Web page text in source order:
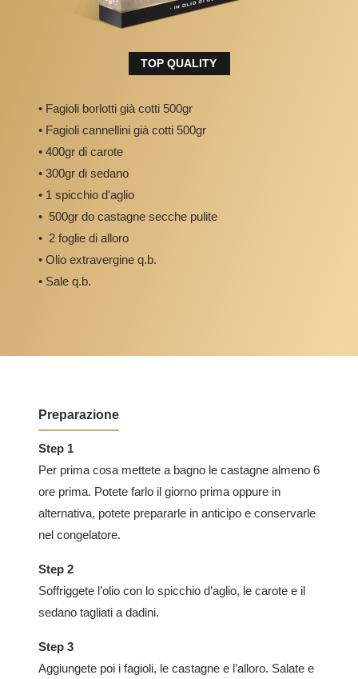
TOP QUALITY
• Fagioli borlotti già cotti 500gr
• Fagioli cannellini già cotti 500gr
• 400gr di carote
• 300gr di sedano
• 1 spicchio d'aglio
• 500gr do castagne secche pulite
• 2 foglie di alloro
• Olio extravergine q.b.
• Sale q.b.
Preparazione
Step 1
Per prima cosa mettete a bagno le castagne almeno 6
ore prima. Potete farlo il giorno prima oppure in
alternativa, potete prepararle in anticipo e conservarle
nel congelatore.
Step 2
Soffriggete l’olio con lo spicchio d’aglio, le carote e il
sedano tagliati a dadini.
Step 3
Aggiungete poi i fagioli, le castagne e l’alloro. Salate e